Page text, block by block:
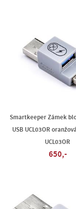
Smartkeeper Zámek
USB UCL03OR
UCL03OR
650,-